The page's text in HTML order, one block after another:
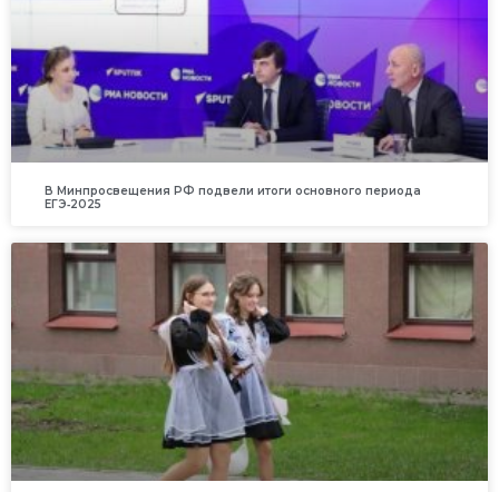
В Минпросвещения РФ подвели итоги основного периода
ЕГЭ‑2025